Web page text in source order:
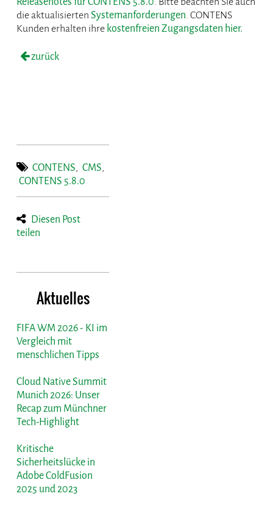
die aktualisiertenSystemanforderungen. CONTENS
Kunden erhalten ihrekostenfreien Zugangsdaten hier.
zurück
CONTENS, CMS,
CONTENS 5.8.0
Diesen Post
teilen
Aktuelles
FIFA WM 2026 - KI im
Vergleich mit
menschlichen Tipps
Cloud Native Summit
Munich 2026: Unser
Recap zum Münchner
Tech-Highlight
Kritische
Sicherheitslücke in
Adobe ColdFusion
2025 und 2023